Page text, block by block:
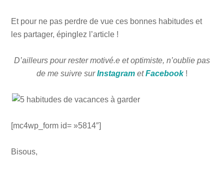
Et pour ne pas perdre de vue ces bonnes habitudes et
les partager, épinglez l’article !
D’ailleurs pour rester motivé.e et optimiste, n’oublie pas
de me suivre surInstagram etFacebook !
[mc4wp_form id= »5814″]
Bisous,